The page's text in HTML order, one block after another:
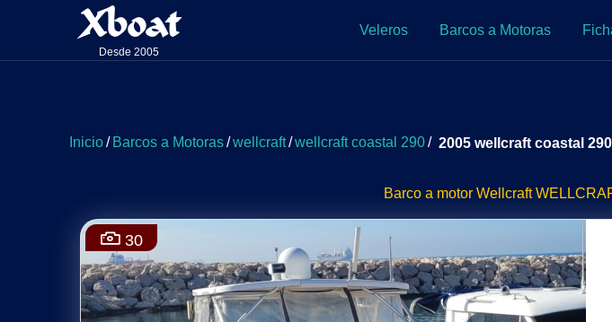
Xboat
Desde 2005
Veleros Barcos a Motoras
Inicio/ Barcos a Motoras/wellcraft/wellcraft coastal 290/ 2005 wellcraft coastal 290
Barco a motor Wellcraft
30